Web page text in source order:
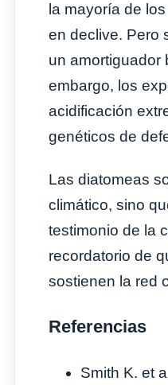
la mayoría de
en declive. Pero
un amortiguador
embargo, los
acidificación
genéticos de
Las diatomeas
climático, sino
testimonio de la
recordatorio de
sostienen la red
Referencias
Smith K. et